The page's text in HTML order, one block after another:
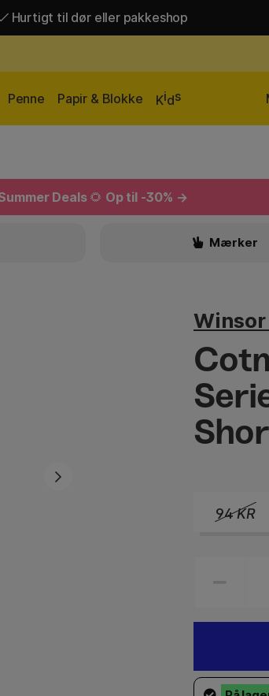
Hurtigt til dør eller pakkeshop
Penne Papir & Blokke Kids
Deals🌻 Op til -30% →
Mærker
94KR